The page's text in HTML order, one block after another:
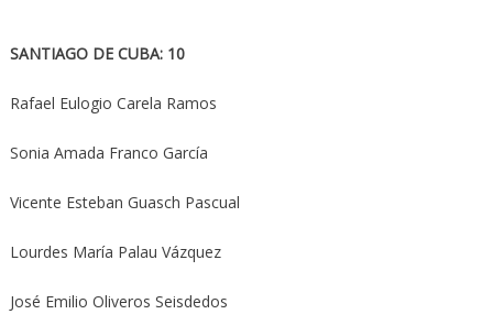
SANTIAGO DE CUBA: 10
Rafael Eulogio Carela Ramos
Sonia Amada Franco García
Vicente Esteban Guasch Pascual
Lourdes María Palau Vázquez
José Emilio Oliveros Seisdedos